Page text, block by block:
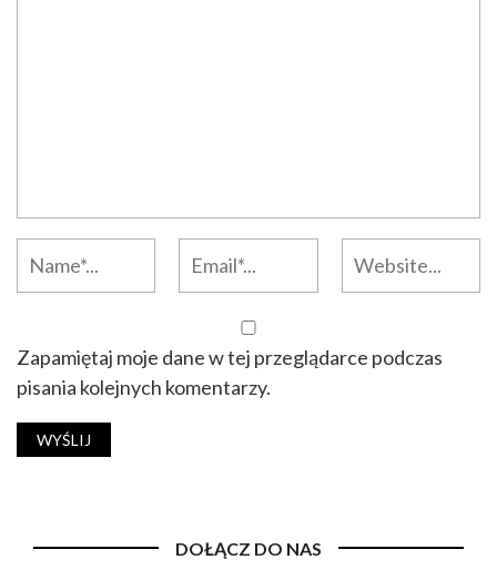
Zapamiętaj moje dane w tej przeglądarce podczas
pisania kolejnych komentarzy.
DOŁĄCZ DO NAS